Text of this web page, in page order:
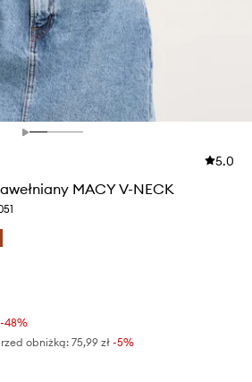
5.0
MACY V-NECK
-48%
obniżką: 75,99 zł -5%